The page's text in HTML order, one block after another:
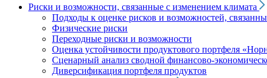
Риски и возможности, связанные с изменением климата
Подходы к оценке рисков и возможностей,
Физические риски
Переходные риски и возможности
Оценка устойчивости продуктового портфеля
Сценарный анализ сводной финансово-
Диверсификация портфеля продуктов